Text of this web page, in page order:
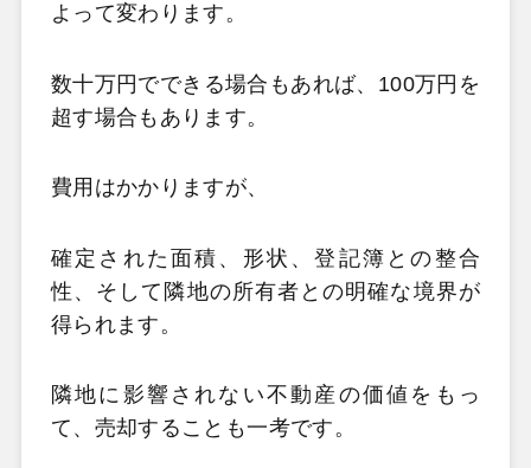
よって変わります。
数十万円でできる場合もあれば、100万円を
超す場合もあります。
費用はかかりますが、
確定された面積、形状、登記簿との整合
性、そして隣地の所有者との明確な境界が
得られます。
隣地に影響されない不動産の価値をもっ
て、売却することも一考です。